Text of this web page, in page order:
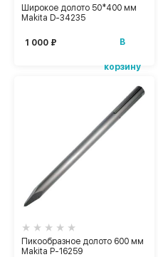
Широкое долото 50*400 мм
Makita D-34235
1 000 ₽ В
корзину
Пикообразное долото 600 мм
Makita P-16259